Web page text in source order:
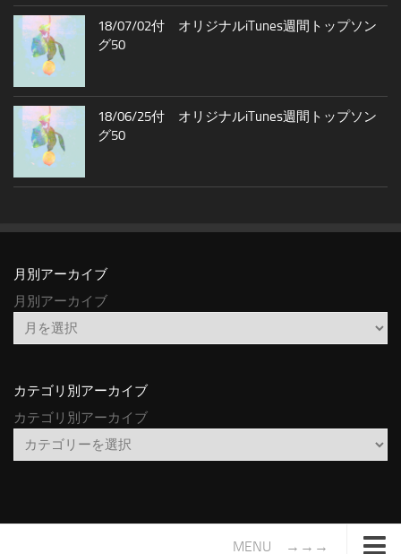
18/07/02付 オリジナルiTunes週間トップソン
グ50
18/06/25付 オリジナルiTunes週間トップソン
グ50
月別アーカイブ
月別アーカイブ
カテゴリ別アーカイブ
カテゴリ別アーカイブ
MENU →→→